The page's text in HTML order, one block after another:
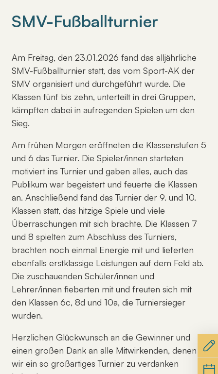
SMV-Fußballturnier
Am Freitag, den 23.01.2026 fand das alljährliche
SMV-Fußballturnier statt, das vom Sport-AK der
SMV organisiert und durchgeführt wurde. Die
Klassen fünf bis zehn, unterteilt in drei Gruppen,
kämpften dabei in aufregenden Spielen um den
Sieg.
Am frühen Morgen eröﬀneten die Klassenstufen 5
und 6 das Turnier. Die Spieler/innen starteten
motiviert ins Turnier und gaben alles, auch das
Publikum war begeistert und feuerte die Klassen
an. Anschließend fand das Turnier der 9. und 10.
Klassen statt, das hitzige Spiele und viele
Überraschungen mit sich brachte. Die Klassen 7
und 8 spielten zum Abschluss des Turniers,
brachten noch einmal Energie mit und lieferten
ebenfalls erstklassige Leistungen auf dem Feld ab.
Die zuschauenden Schüler/innen und
Lehrer/innen fieberten mit und freuten sich mit
den Klassen 6c, 8d und 10a, die Turniersieger
wurden.
Herzlichen Glückwunsch an die Gewinner und
einen großen Dank an alle Mitwirkenden, denen
wir ein so großartiges Turnier zu verdanken